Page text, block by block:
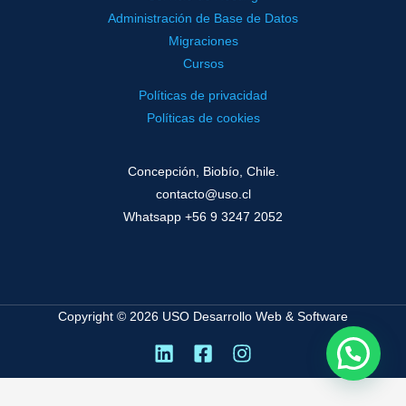
Administración de Base de Datos
Migraciones
Cursos
Políticas de privacidad
Políticas de cookies
Concepción, Biobío, Chile.
contacto@uso.cl
Whatsapp +56 9 3247 2052
Copyright © 2026 USO Desarrollo Web & Software